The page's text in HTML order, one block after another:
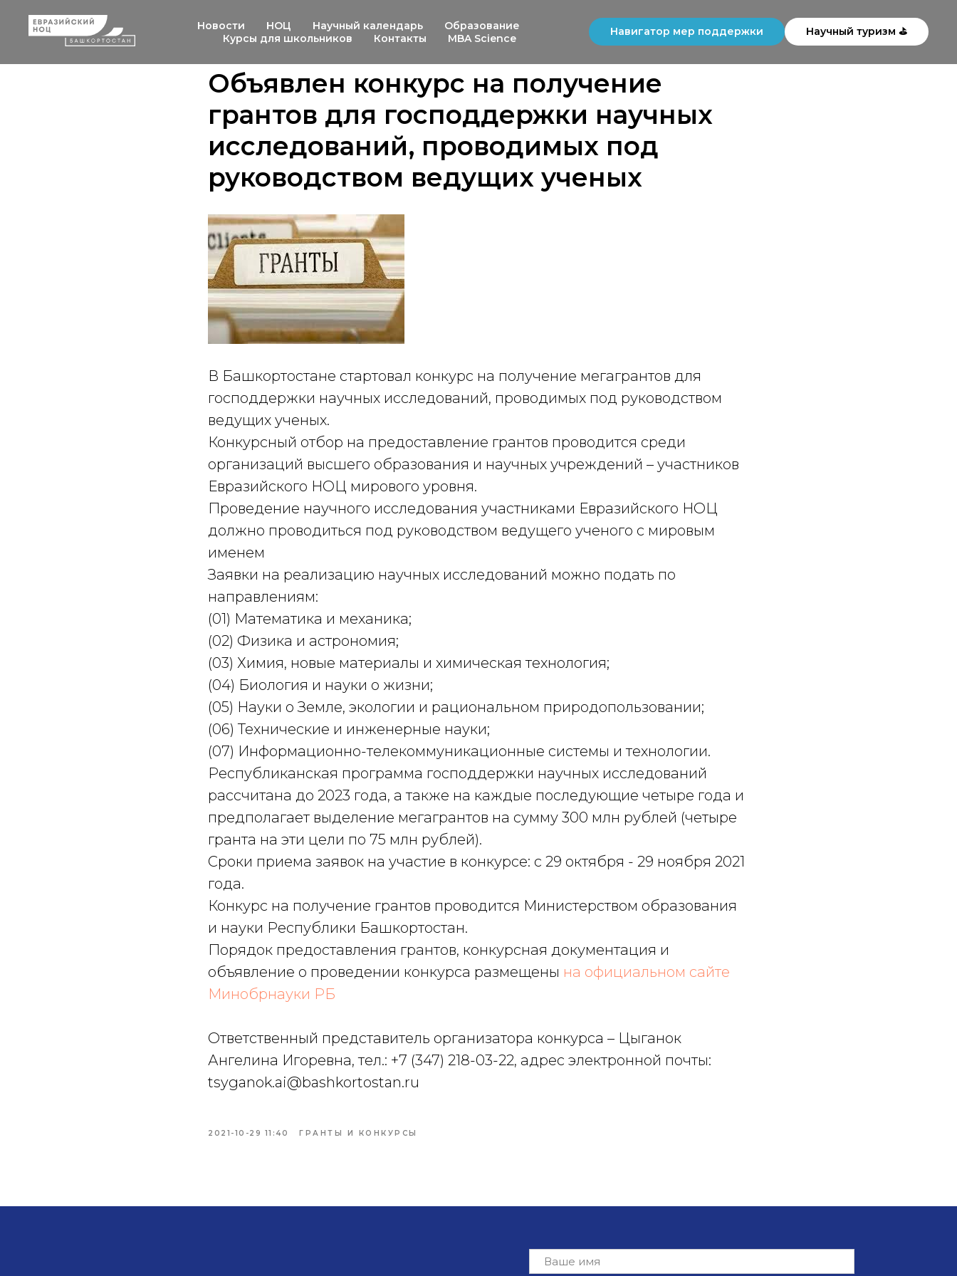
Новости НОЦ Научный календарь
Образование
Курсы для школьников
Контакты MBA Science
Навигатор мер поддержки Научный туризм ⛳
Объявлен конкурс на получение
грантов для господдержки научных
исследований, проводимых под
руководством ведущих ученых
В Башкортостане стартовал конкурс на получение мегагрантов для
господдержки научных исследований, проводимых под руководством
ведущих ученых.
Конкурсный отбор на предоставление грантов проводится среди
организаций высшего образования и научных учреждений – участников
Евразийского НОЦ мирового уровня.
Проведение научного исследования участниками Евразийского НОЦ
должно проводиться под руководством ведущего ученого с мировым
именем
Заявки на реализацию научных исследований можно подать по
направлениям:
(01) Математика и механика;
(02) Физика и астрономия;
(03) Химия, новые материалы и химическая технология;
(04) Биология и науки о жизни;
(05) Науки о Земле, экологии и рациональном природопользовании;
(06) Технические и инженерные науки;
(07) Информационно-телекоммуникационные системы и технологии.
Республиканская программа господдержки научных исследований
рассчитана до 2023 года, а также на каждые последующие четыре года и
предполагает выделение мегагрантов на сумму 300 млн рублей (четыре
гранта на эти цели по 75 млн рублей).
Сроки приема заявок на участие в конкурсе: с 29 октября - 29 ноября 2021
года.
Конкурс на получение грантов проводится Министерством образования
и науки Республики Башкортостан.
Порядок предоставления грантов, конкурсная документация и
объявление о проведении конкурса размещены на официальном сайте
Минобрнауки РБ
Ответственный представитель организатора конкурса – Цыганок
Ангелина Игоревна, тел.: +7 (347) 218-03-22, адрес электронной почты:
tsyganok.ai@bashkortostan.ru
2021-10-29 11:40 ГРАНТЫ И КОНКУРСЫ